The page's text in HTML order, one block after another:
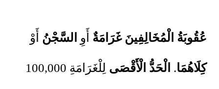
عُقُوبَةُ الْمُخَالِفِينَ غَرَامَةٌ أَوِ السَّجْنُ أَوْ
كِلَاهُمَا. الْحَدُّ الْأَقْصَى لِلْغَرَامَةِ 100,000